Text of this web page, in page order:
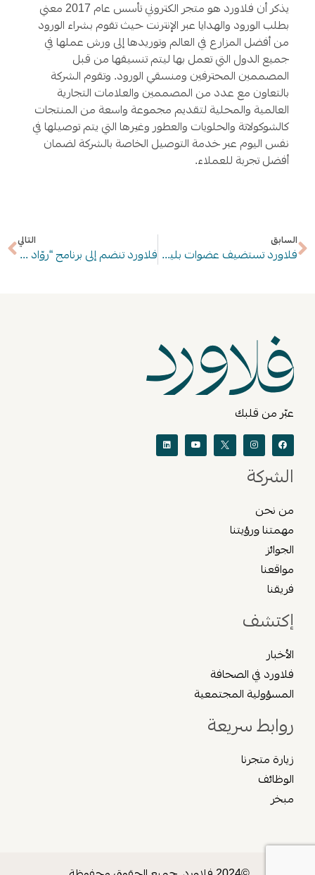
يذكر أن فلاورد هو متجر الكتروني تأسس عام 2017معني
بطلب الورود والهدايا عبر الإنترنت حيث تقوم بشراء الورود
من أفضل المزارع في العالم وتوريدها إلى ورش عملها في
جميع الدول التي تعمل بها ليتم تنسيقها من قبل
المصممين المحترفين ومنسقي الورود. وتقوم الشركة
بالتعاون مع عدد من المصممين والعلامات التجارية
العالمية والمحلية لتقديم مجموعة واسعة من المنتجات
كالشوكولاتة والحلويات والعطور وغيرها التي يتم توصيلها في
نفس اليوم عبر خدمة التوصيل الخاصة بالشركة لضمان
أفضل تجربة للعملاء.
السابق
فلاورد تستضيف عضوات بليبوك في ورشة عمل إبداعية
التالي
فلاورد تنضم إلى برنامج “روّاد الاستدامة” التابع لوزارة الاقتصاد والتخطيط في المملكة العربية السعودية
عبّر من قلبك
الشركة
من نحن
مهمتنا ورؤيتنا
الجوائز
مواقعنا
فريقنا
إكتشف
الأخبار
فلاورد في الصحافة
المسؤولية المجتمعية
روابط سريعة
زيارة متجرنا
الوظائف
مبخر